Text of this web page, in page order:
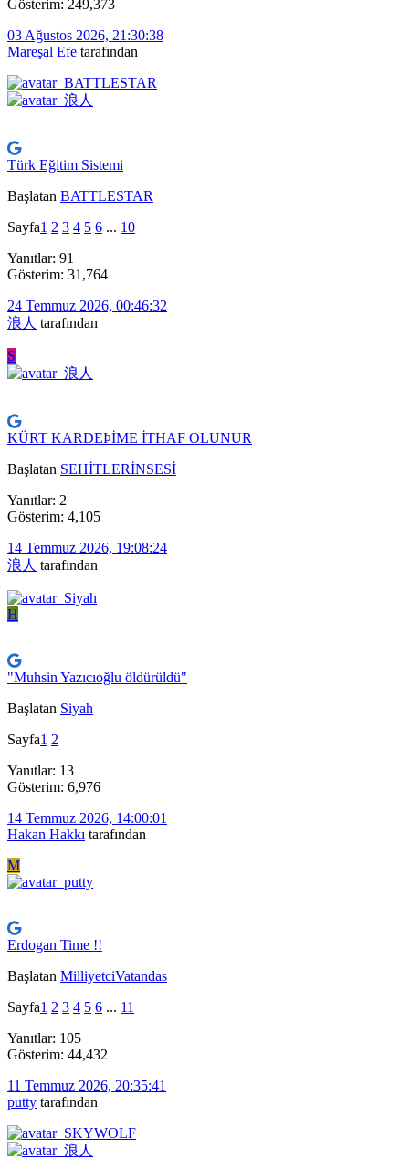
Gösterim: 249,373
03 Ağustos 2026, 21:30:38
Mareşal Efe tarafından
Türk Eğitim Sistemi
Başlatan BATTLESTAR
Sayfa1 2 3 4 5 6 ... 10
Yanıtlar: 91
Gösterim: 31,764
24 Temmuz 2026, 00:46:32
浪人 tarafından
S
KÜRT KARDEÞİME İTHAF OLUNUR
Başlatan SEHİTLERİNSESİ
Yanıtlar: 2
Gösterim: 4,105
14 Temmuz 2026, 19:08:24
浪人 tarafından
H
"Muhsin Yazıcıoğlu öldürüldü"
Başlatan Siyah
Sayfa1 2
Yanıtlar: 13
Gösterim: 6,976
14 Temmuz 2026, 14:00:01
Hakan Hakkı tarafından
M
Erdogan Time !!
Başlatan MilliyetciVatandas
Sayfa1 2 3 4 5 6 ... 11
Yanıtlar: 105
Gösterim: 44,432
11 Temmuz 2026, 20:35:41
putty tarafından